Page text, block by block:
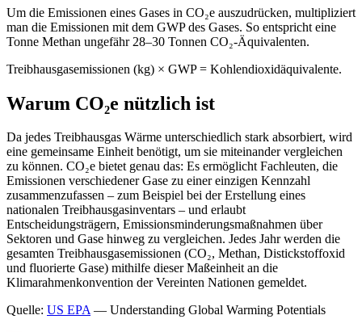
Um die Emissionen eines Gases in CO₂e auszudrücken, multipliziert
man die Emissionen mit dem GWP des Gases. So entspricht eine
Tonne Methan ungefähr 28–30 Tonnen CO₂-Äquivalenten.
Treibhausgasemissionen (kg) × GWP = Kohlendioxidäquivalente.
Warum CO₂e nützlich ist
Da jedes Treibhausgas Wärme unterschiedlich stark absorbiert, wird
eine gemeinsame Einheit benötigt, um sie miteinander vergleichen
zu können. CO₂e bietet genau das: Es ermöglicht Fachleuten, die
Emissionen verschiedener Gase zu einer einzigen Kennzahl
zusammenzufassen – zum Beispiel bei der Erstellung eines
nationalen Treibhausgasinventars – und erlaubt
Entscheidungsträgern, Emissionsminderungsmaßnahmen über
Sektoren und Gase hinweg zu vergleichen. Jedes Jahr werden die
gesamten Treibhausgasemissionen (CO₂, Methan, Distickstoffoxid
und fluorierte Gase) mithilfe dieser Maßeinheit an die
Klimarahmenkonvention der Vereinten Nationen gemeldet.
Quelle: US EPA— Understanding Global Warming Potentials